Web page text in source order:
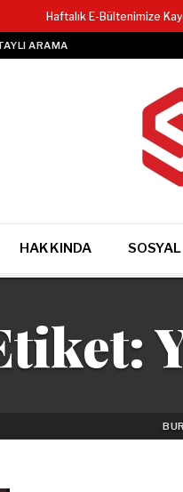
ARAMA
HAKKINDA
Haftalık E-Bültenimize